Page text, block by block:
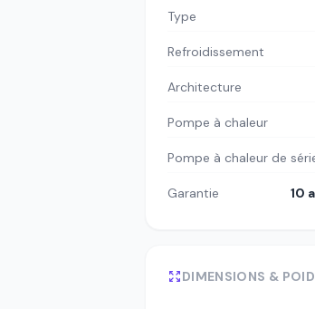
Type
Refroidissement
Architecture
Pompe à chaleur
Pompe à chaleur de
Garantie 10
DIMENSIONS &